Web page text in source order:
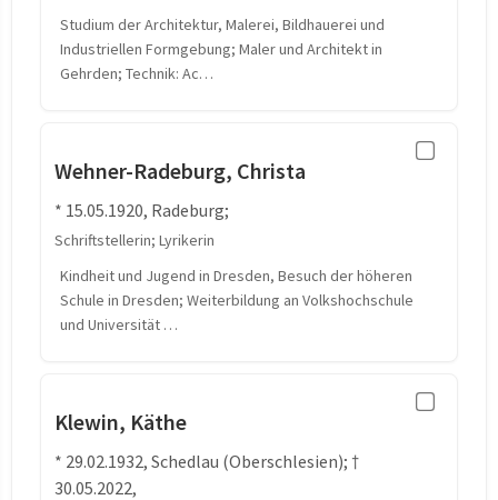
Studium der Architektur, Malerei, Bildhauerei und
Industriellen Formgebung; Maler und Architekt in
Gehrden; Technik: Ac…
Wehner-Radeburg, Christa
* 15.05.1920, Radeburg;
Schriftstellerin; Lyrikerin
Kindheit und Jugend in Dresden, Besuch der höheren
Schule in Dresden; Weiterbildung an Volkshochschule
und Universität …
Klewin, Käthe
* 29.02.1932, Schedlau (Oberschlesien); †
30.05.2022,